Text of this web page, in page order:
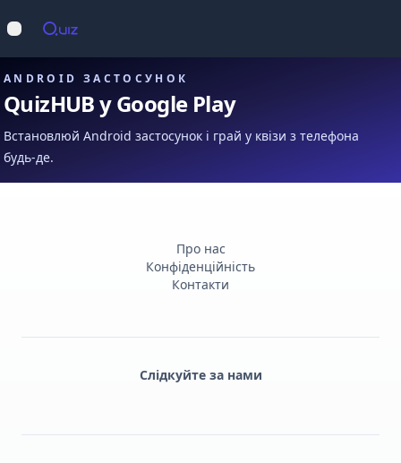
Відкрити меню
ANDROID ЗАСТОСУНОК
QuizHUB у Google Play
Встановлюй Android застосунок і грай у квізи з телефона
будь-де.
Про нас
Конфіденційність
Контакти
Слідкуйте за нами